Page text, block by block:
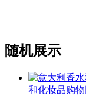
随机展示
和化妆品购